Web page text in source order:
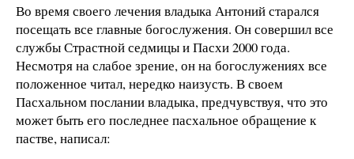
Во время своего лечения владыка Антоний старался
посещать все главные богослужения. Он совершил все
службы Страстной седмицы и Пасхи 2000 года.
Несмотря на слабое зрение, он на богослужениях все
положенное читал, нередко наизусть. В своем
Пасхальном послании владыка, предчувствуя, что это
может быть его последнее пасхальное обращение к
пастве, написал: